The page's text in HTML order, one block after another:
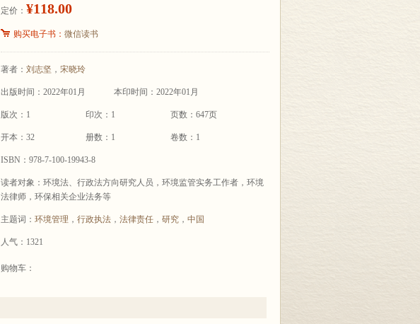
定价： ¥118.00
购买电子书： 微信读书
著者： 刘志坚 ， 宋晓玲
出版时间：2022年01月 本印时间：2022年01月
版次：1 印次：1 页数：647页
开本：32 册数：1 卷数：1
ISBN：978-7-100-19943-8
读者对象：环境法、行政法方向研究人员，环境监管实务工作者，环境
法律师，环保相关企业法务等
主题词： 环境管理 ， 行政执法 ， 法律责任 ， 研究 ， 中国
人气：1321
购物车：